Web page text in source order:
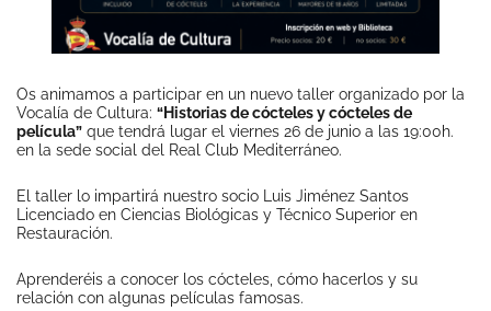
Os animamos a participar en un nuevo taller organizado por la
Vocalía de Cultura: “Historias de cócteles y cócteles de
película” que tendrá lugar el viernes 26 de junio a las 19:00h.
en la sede social del Real Club Mediterráneo.
El taller lo impartirá nuestro socio Luis Jiménez Santos
Licenciado en Ciencias Biológicas y Técnico Superior en
Restauración.
Aprenderéis a conocer los cócteles, cómo hacerlos y su
relación con algunas películas famosas.